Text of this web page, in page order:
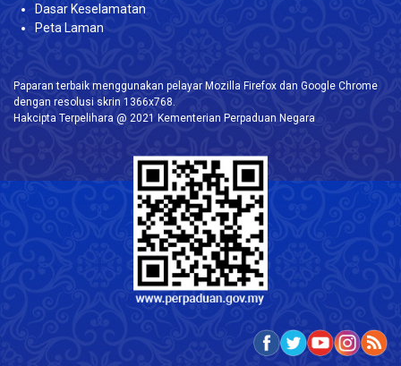
Dasar Keselamatan
Peta Laman
Paparan terbaik menggunakan pelayar Mozilla Firefox dan Google Chrome
dengan resolusi skrin 1366x768.
Hakcipta Terpelihara @ 2021 Kementerian Perpaduan Negara